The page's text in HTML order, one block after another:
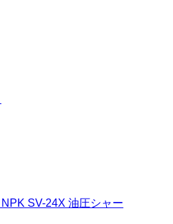
NPK SV-24X 油圧シャー